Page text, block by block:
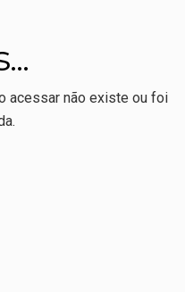
acessar não existe ou foi